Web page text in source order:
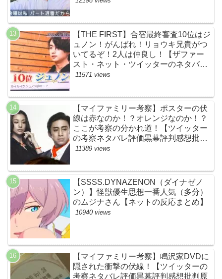
【THE FIRST】合宿最終審査10位はジ
ュノン！がんばれ！リョウキ兄貴がつ
いてるぞ！2人は仲良し！【ザファー
スト・ネット・ツイッターのネタバレ
考察まとめ感想評価評判・スッキリ・
11571 views
【マイファミリー考察】ポスターの伏
線は赤なのか！？オレンジなのか！？
ここが考察の分かれ道！【ツイッター
の考察ネタバレ評価黒幕評判感想批判
原作犯人キャスト脚本あらすじ伏線ま
11389 views
【SSSS.DYNAZENON（ダイナゼノ
ン）】怪獣優生思想一番人気（多分）
のムジナさん【ネットの反応まとめ】
10940 views
【マイファミリー考察】鳴沢家DVDに
隠された衝撃の伏線！【ツイッターの
考察ネタバレ評価黒幕評判感想批判原